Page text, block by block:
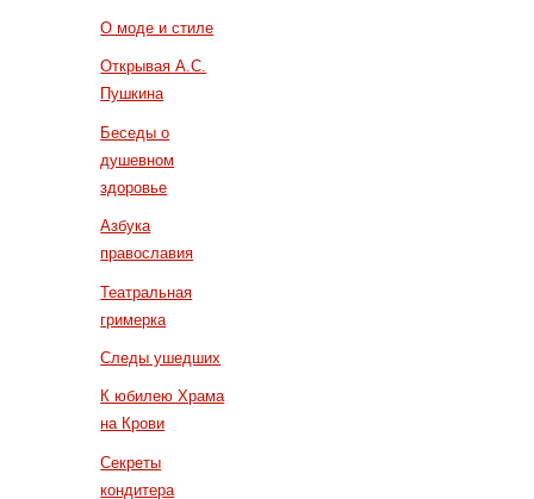
О моде и стиле
Открывая А.С.
Пушкина
Беседы о
душевном
здоровье
Азбука
православия
Театральная
гримерка
Следы ушедших
К юбилею Храма
на Крови
Секреты
кондитера